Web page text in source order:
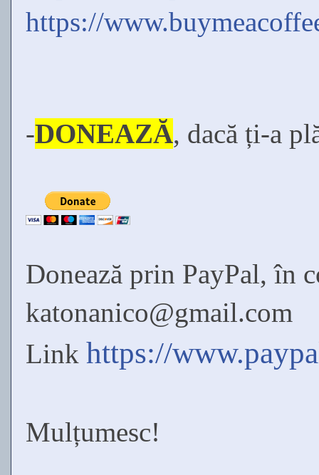
https://
-DONEAZĂ, dacă ți-a
Donează prin PayPal, în
katonanico@gmail.com
Link https://
Mulțumesc!